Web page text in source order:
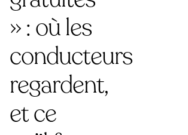
» : où les
conducteurs
regardent,
et ce